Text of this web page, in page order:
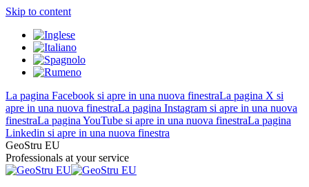
Skip to content
La pagina Facebook si apre in una nuova finestraLa pagina X si
apre in una nuova finestraLa pagina Instagram si apre in una nuova
finestraLa pagina YouTube si apre in una nuova finestraLa pagina
Linkedin si apre in una nuova finestra
GeoStru EU
Professionals at your service